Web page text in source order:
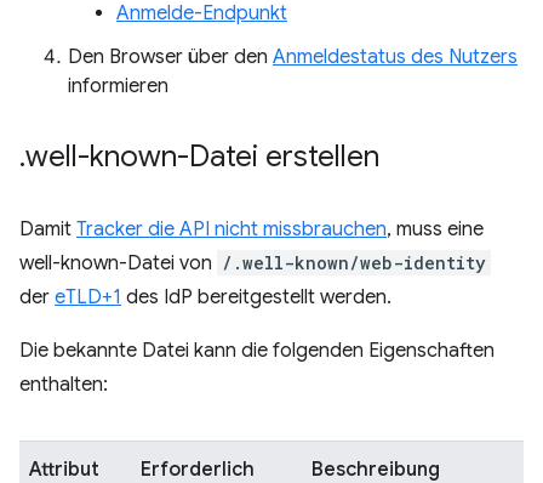
Anmelde-Endpunkt
Den Browser über den Anmeldestatus des Nutzers
informieren
.well-known-Datei erstellen
Damit Tracker die API nicht missbrauchen, muss eine
well-known-Datei von /.well-known/web-identity
der eTLD+1 des IdP bereitgestellt werden.
Die bekannte Datei kann die folgenden Eigenschaften
enthalten:
Attribut Erforderlich Beschreibung